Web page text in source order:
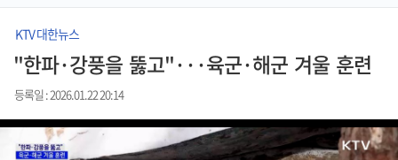
KTV 대한뉴스
"한파·강풍을 뚫고"···육군·해군 겨울 훈련
등록일 : 2026.01.22 20:14